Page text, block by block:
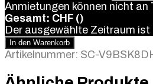
Anmietungen können nicht an
Gesamt: CHF ()
Der ausgewählte Zeitraum ist
In den Warenkorb
Artikelnummer: SC-